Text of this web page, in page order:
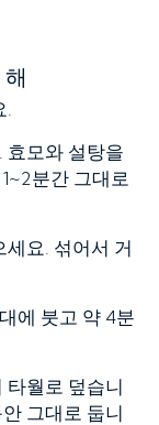
.
효모와 설탕을
분간 그대로
요. 섞어서 거
에 붓고 약 4분
타월로 덮습니
그대로 둡니